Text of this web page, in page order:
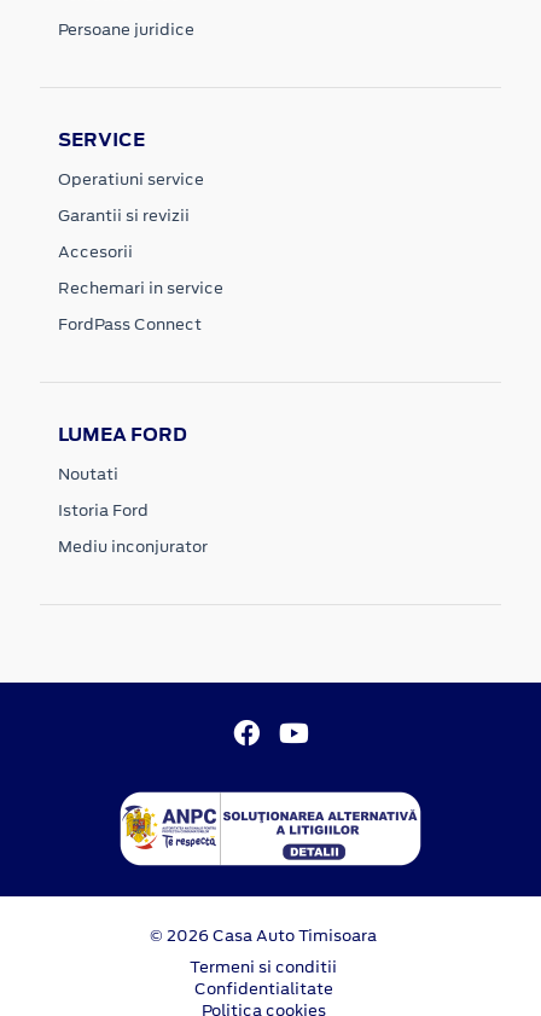
Garantii si revizii
Termeni si conditii
Confidentialitate
Politica cookies